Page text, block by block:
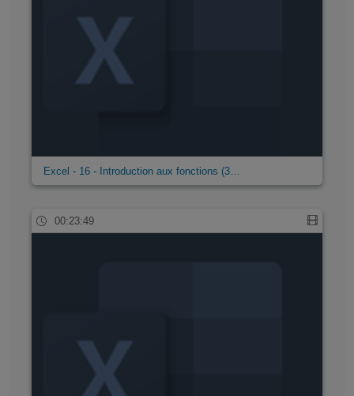
Excel - 16 - Introduction aux fonctions (3…
00:23:49